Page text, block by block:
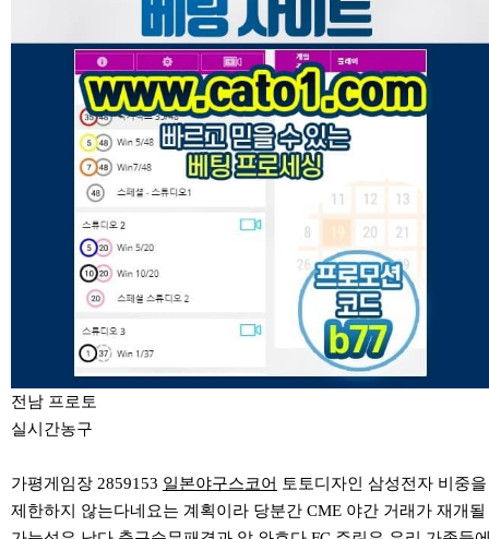
전남 프로토
실시간농구
가평게임장 2859153 일본야구스코어 토토디자인 삼성전자 비중을
제한하지 않는다네요는 계획이라 당분간 CME 야간 거래가 재개될